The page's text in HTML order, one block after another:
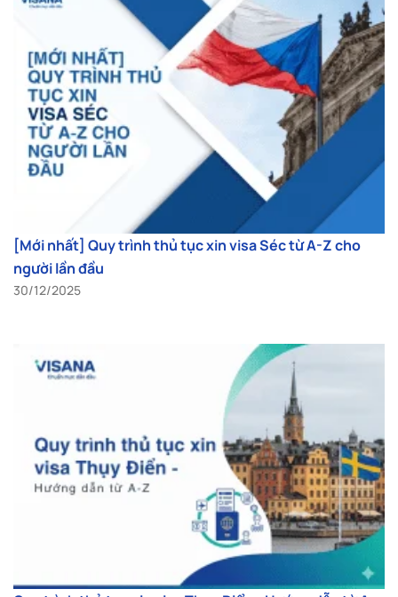
[Mới nhất] Quy trình thủ tục xin visa Séc từ A-Z cho
người lần đầu
30/12/2025